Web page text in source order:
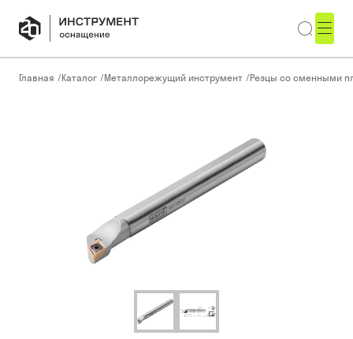
Главная /Каталог /Металлорежущий инструмент /Резцы со сменными